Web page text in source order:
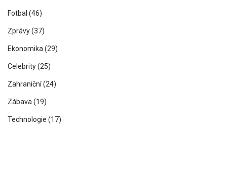
Fotbal (46)
Zprávy(37)
Ekonomika (29)
Celebrity(25)
Zahraniční(24)
Zábava (19)
Technologie (17)